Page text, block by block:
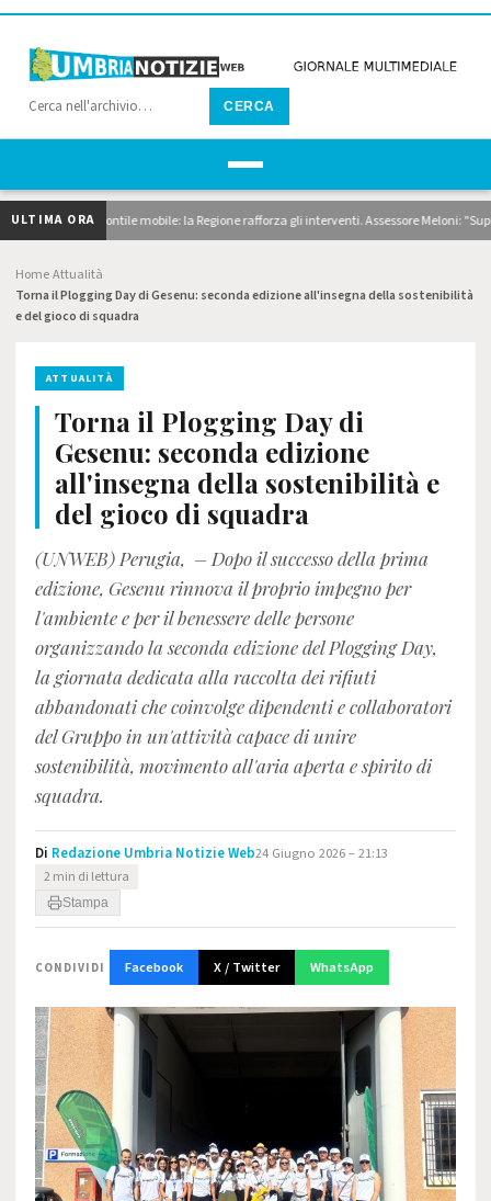
CERCA
ULTIMA ORAe pontile mobile: la Regione rafforza gli interventi. Assessore Meloni:
HomeAttualità
Torna il Plogging Day di Gesenu: seconda edizione all'insegna della sostenibilità
e del gioco di squadra
ATTUALITÀ
Torna il Plogging Day di
Gesenu: seconda edizione
all'insegna della sostenibilità e
del gioco di squadra
(UNWEB) Perugia, – Dopo il successo della prima
edizione, Gesenu rinnova il proprio impegno per
l'ambiente e per il benessere delle persone
organizzando la seconda edizione del Plogging Day,
la giornata dedicata alla raccolta dei rifiuti
abbandonati che coinvolge dipendenti e collaboratori
del Gruppo in un'attività capace di unire
sostenibilità, movimento all'aria aperta e spirito di
squadra.
Di Redazione Umbria Notizie Web24 Giugno 2026 – 21:13
2 min di lettura
Stampa
CONDIVIDI Facebook X / Twitter WhatsApp